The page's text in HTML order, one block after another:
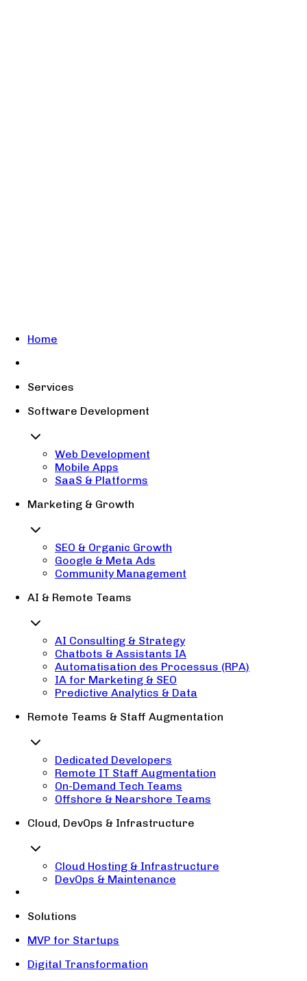
Home
Services
Software Development
Web Development
Mobile Apps
SaaS & Platforms
Marketing & Growth
SEO & Organic Growth
Google & Meta Ads
Community Management
AI & Remote Teams
AI Consulting & Strategy
Chatbots & Assistants IA
Automatisation des Processus (RPA)
IA for Marketing & SEO
Predictive Analytics & Data
Remote Teams & Staff Augmentation
Dedicated Developers
Remote IT Staff Augmentation
On-Demand Tech Teams
Offshore & Nearshore Teams
Cloud, DevOps & Infrastructure
Cloud Hosting & Infrastructure
DevOps & Maintenance
Solutions
MVP for Startups
Digital Transformation